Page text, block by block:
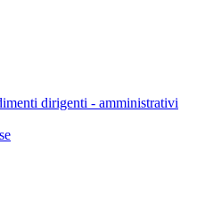
dirigenti - amministrativi